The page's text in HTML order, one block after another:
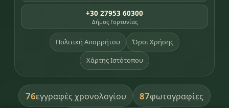
+30 27953 60300
Δήμος Γορτυνίας
Πολιτική Απορρήτου Όροι Χρήσης
Χάρτης Ιστότοπου
76εγγραφές χρονολογίου 87φωτογραφίες